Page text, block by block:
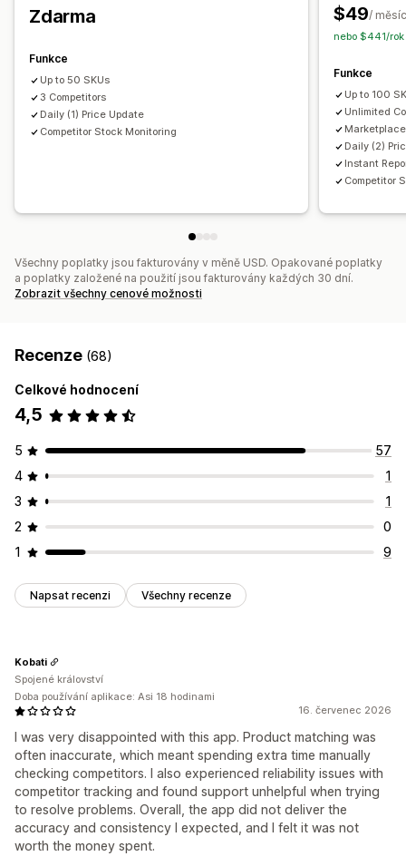
Zdarma
Funkce
Up to 50 SKUs
3 Competitors
Daily (1) Price Update
Competitor Stock Monitoring
$49/ měsíc
nebo $441/rok
Funkce
Up to 100
Unlimited
Daily (2)
Instant
Competitor
Všechny poplatky jsou fakturovány v měně USD. Opakované poplatky
a poplatky založené na použití jsou fakturovány každých 30 dní.
Zobrazit všechny cenové možnosti
Recenze (68)
Celkové hodnocení
4,5
5
57
4
1
3
1
2
0
1
9
Napsat recenzi Všechny recenze
16. červenec 2026
I was very disappointed with this app. Product matching was
often inaccurate, which meant spending extra time manually
checking competitors. I also experienced reliability issues with
competitor tracking and found support unhelpful when trying
to resolve problems. Overall, the app did not deliver the
accuracy and consistency I expected, and I felt it was not
worth the money spent.
Kobati
Spojené království
Doba používání aplikace: Asi 18 hodinami